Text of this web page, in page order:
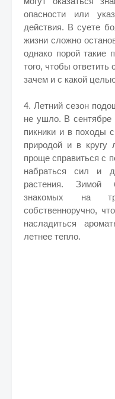
опасности или
действия. В суете
жизни сложно
однако порой такие
того, чтобы ответить
зачем и с какой
4. Летний сезон
не ушло. В сентябре
пикники и в походы
природой и в кругу
проще справиться с
набраться сил и
растения. Зимой
знакомых на
собственноручно,
насладиться
летнее тепло.